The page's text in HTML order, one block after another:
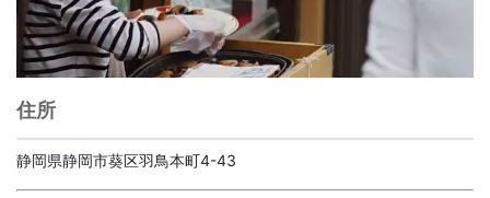
住所
静岡県静岡市葵区羽鳥本町4-43